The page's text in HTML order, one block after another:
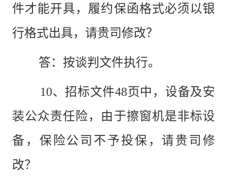
件才能开具，履约保函格式必须以银
行格式出具，请贵司修改？
答：按谈判文件执行。
10、招标文件48页中，设备及安
装公众责任险，由于擦窗机是非标设
备，保险公司不予投保，请贵司修
改？